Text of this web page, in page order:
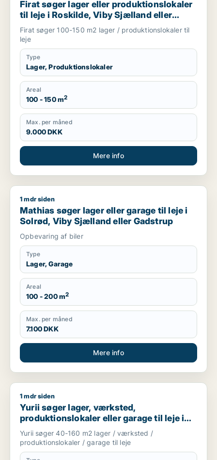
Firat søger lager eller produktionslokaler
til leje i Roskilde, Viby Sjælland eller
Borup m.fl.
Firat søger 100-150 m2 lager / produktionslokaler til
leje
Type
Lager, Produktionslokaler
Areal
100 - 150 m2
Max. per måned
9.000 DKK
Mere info
Mathias søger lager eller garage til leje i Solrød, Viby
1 mdr siden
Mathias søger lager eller garage til leje i
Solrød, Viby Sjælland eller Gadstrup
Opbevaring af biler
Type
Lager, Garage
Areal
100 - 200 m2
Max. per måned
7.100 DKK
Mere info
Yurii søger lager, værksted, produktionslokaler eller garage
1 mdr siden
Yurii søger lager, værksted,
produktionslokaler eller garage til leje i
Region Sjælland
Yurii søger 40-160 m2 lager / værksted /
produktionslokaler / garage til leje